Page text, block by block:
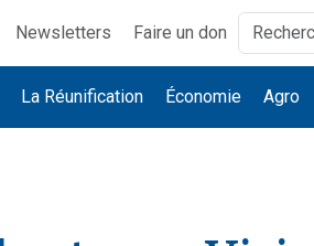
Newsletters Faire un don
La Réunification Économie Agro